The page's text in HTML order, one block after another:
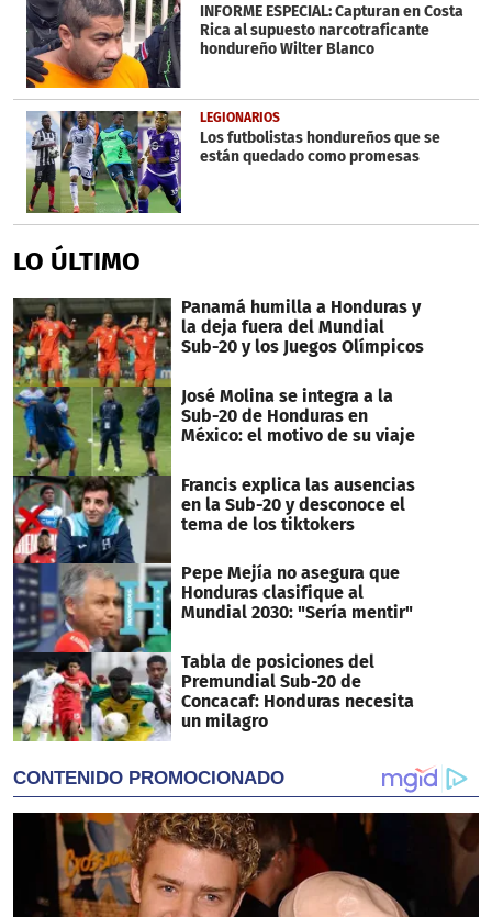
INFORME ESPECIAL: Capturan en Costa
Rica al supuesto narcotraficante
hondureño Wilter Blanco
LEGIONARIOS
Los futbolistas hondureños que se
están quedado como promesas
LO ÚLTIMO
Panamá humilla a Honduras y
la deja fuera del Mundial
Sub-20 y los Juegos Olímpicos
José Molina se integra a la
Sub-20 de Honduras en
México: el motivo de su viaje
Francis explica las ausencias
en la Sub-20 y desconoce el
tema de los tiktokers
Pepe Mejía no asegura que
Honduras clasifique al
Mundial 2030: "Sería mentir"
Tabla de posiciones del
Premundial Sub-20 de
Concacaf: Honduras necesita
un milagro